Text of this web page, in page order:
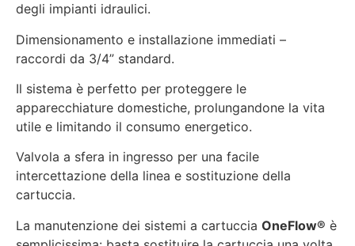
degli impianti idraulici.
Dimensionamento e installazione immediati –
raccordi da 3/4” standard.
Il sistema è perfetto per proteggere le
apparecchiature domestiche, prolungandone la vita
utile e limitando il consumo energetico.
Valvola a sfera in ingresso per una facile
intercettazione della linea e sostituzione della
cartuccia.
La manutenzione dei sistemi a cartuccia OneFlow® è